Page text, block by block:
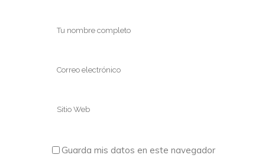
Guarda mis datos en este navegador